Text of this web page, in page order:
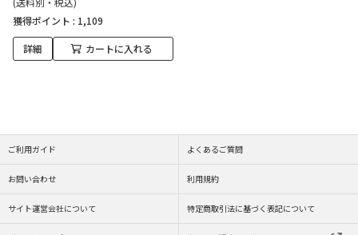
獲得ポイント : 1,109
詳細 カートに入れる
ご利用ガイド よくあるご質問
お問い合わせ 利用規約
サイト運営会社について 特定商取引法に基づく表記について